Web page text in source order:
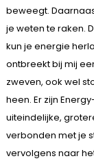
beweegt.
je weten te raken.
kun je energie
ontbreekt bij mij
zweven, ook wel
heen. Er zijn
uiteindelijke,
verbonden met je
vervolgens naar